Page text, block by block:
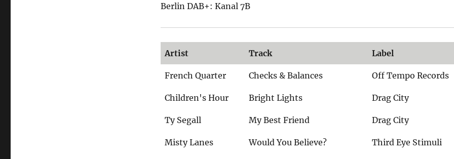
Berlin DAB+: Kanal 7B
Artist Track Label
French Quarter Checks & Balances Off Tempo Records
Children's Hour Bright Lights Drag City
Ty Segall My Best Friend Drag City
Misty Lanes Would You Believe? Third Eye Stimuli